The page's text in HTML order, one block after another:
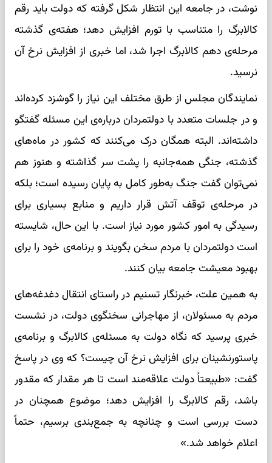
نوشت، در جامعه این انتظار شکل گرفته که دولت باید رقم
کالابرگ را متناسب با تورم افزایش دهد؛ هفته‌ی گذشته
مرحله‌ی دهم کالابرگ اجرا شد، اما خبری از افزایش نرخ آن
نرسید.
نمایندگان مجلس از طرق مختلف این نیاز را گوشزد کرده‌اند
و در جلسات متعدد با دولتمردان درباره‌ی این مسئله گفتگو
داشته‌اند. البته همگان درک می‌کنند که کشور در ماه‌های
گذشته، جنگی همه‌جانبه را پشت سر گذاشته و هنوز هم
نمی‌توان گفت جنگ به‌طور کامل به پایان رسیده است؛ بلکه
در مرحله‌ی توقف آتش قرار داریم و منابع بسیاری برای
رسیدگی به امور کشور مورد نیاز است. با این حال، شایسته
است دولتمردان با مردم سخن بگویند و برنامه‌ی خود را برای
بهبود معیشت جامعه بیان کنند.
به همین علت، خبرنگار تسنیم در راستای انتقال دغدغه‌های
مردم به مسئولان، از مهاجرانی سخنگوی دولت، در نشست
خبری پرسید که نگاه دولت به مسئله‌ی کالابرگ و برنامه‌ی
پاستورنشینان برای افزایش نرخ آن چیست؟ که وی در پاسخ
گفت: «طبیعتاً دولت علاقه‌مند است تا هر مقدار که مقدور
باشد، رقم کالابرگ را افزایش دهد؛ موضوع همچنان در
دست بررسی است و چنانچه به جمع‌بندی برسیم، حتماً
اعلام خواهد شد.»